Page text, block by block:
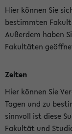
Hier können Sie
bestimmten
Außerdem haben
Fakultäten
Zeiten
Hier können Sie
Tagen und zu
sinnvoll ist diese
Fakultät und